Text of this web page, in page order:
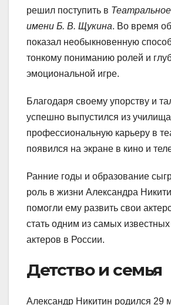
решил поступить в
имени Б. В. Щукина. Во время
показал необыкновенную
тонкому пониманию ролей и
эмоциональной игре.
Благодаря своему упорству и
успешно выпустился из
профессиональную карьеру в
появился на экране в кино и
Ранние годы и образование
роль в жизни Александра
помогли ему развить свои
стать одним из самых
актеров в России.
Детство и семья
Александр Никитин родился 29